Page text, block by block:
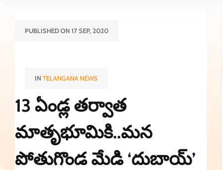
PUBLISHED ON 17 SEP, 2020
IN TELANGANA NEWS
13 ఏండ్ల తర్వాత
మాతృభూమికి..మన
పోతుగొండ మేడి ‘దుబాయ్’